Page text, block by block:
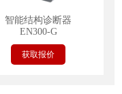
智能结构诊断器
EN300-G
获取报价